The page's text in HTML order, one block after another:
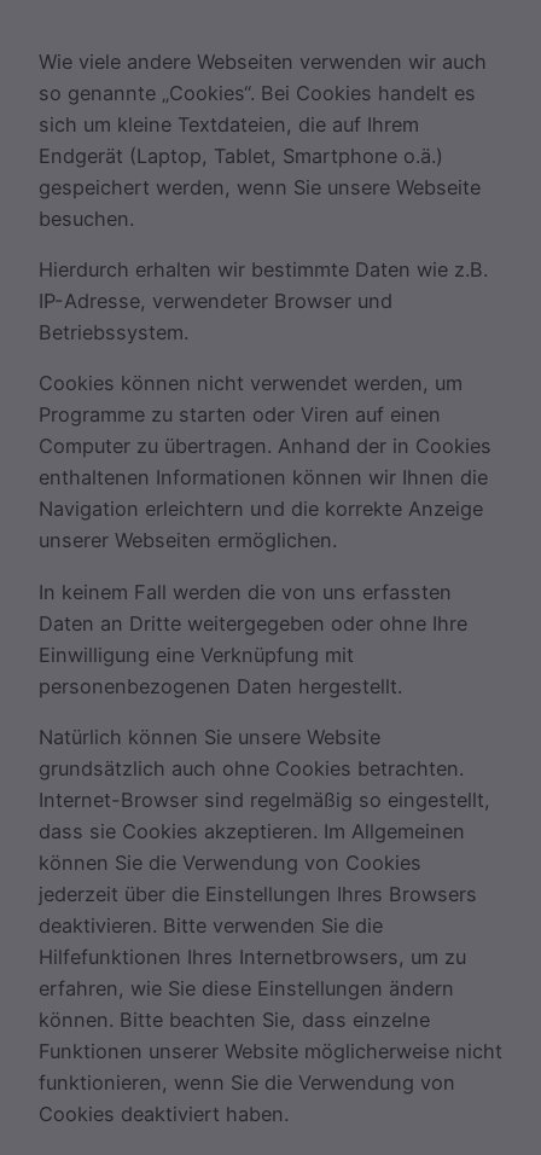
Wie viele andere Webseiten verwenden wir auch
so genannte „Cookies“. Bei Cookies handelt es
sich um kleine Textdateien, die auf Ihrem
Endgerät (Laptop, Tablet, Smartphone o.ä.)
gespeichert werden, wenn Sie unsere Webseite
besuchen.
Hierdurch erhalten wir bestimmte Daten wie z.B.
IP-Adresse, verwendeter Browser und
Betriebssystem.
Cookies können nicht verwendet werden, um
Programme zu starten oder Viren auf einen
Computer zu übertragen. Anhand der in Cookies
enthaltenen Informationen können wir Ihnen die
Navigation erleichtern und die korrekte Anzeige
unserer Webseiten ermöglichen.
In keinem Fall werden die von uns erfassten
Daten an Dritte weitergegeben oder ohne Ihre
Einwilligung eine Verknüpfung mit
personenbezogenen Daten hergestellt.
Natürlich können Sie unsere Website
grundsätzlich auch ohne Cookies betrachten.
Internet-Browser sind regelmäßig so eingestellt,
dass sie Cookies akzeptieren. Im Allgemeinen
können Sie die Verwendung von Cookies
jederzeit über die Einstellungen Ihres Browsers
deaktivieren. Bitte verwenden Sie die
Hilfefunktionen Ihres Internetbrowsers, um zu
erfahren, wie Sie diese Einstellungen ändern
können. Bitte beachten Sie, dass einzelne
Funktionen unserer Website möglicherweise nicht
funktionieren, wenn Sie die Verwendung von
Cookies deaktiviert haben.